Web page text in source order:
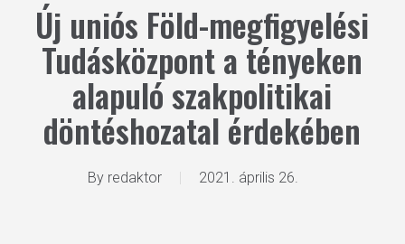
Új uniós Föld-megfigyelési
Tudásközpont a tényeken
alapuló szakpolitikai
döntéshozatal érdekében
By redaktor 2021. április 26.